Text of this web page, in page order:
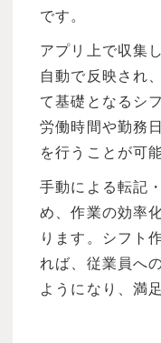
です。
アプリ上で収集
自動で反映され
て基礎となるシ
労働時間や勤務
を行うことが可
手動による転記
め、作業の効率
ります。シフト
れば、従業員へ
ようになり、満